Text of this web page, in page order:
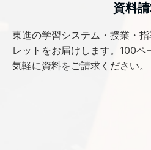
資料
東進の学習システム・授業・
レットをお届けします。100ペ
気軽に資料をご請求ください。